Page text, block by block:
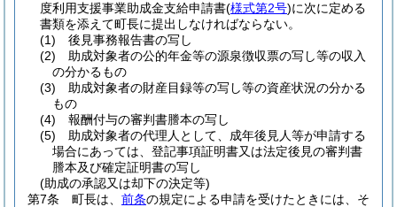
度利用支援事業助成金支給申請書(様式第2号)に次に定める
書類を添えて町長に提出しなければならない。
(1)
後見事務報告書の写し
(2)
助成対象者の公的年金等の源泉徴収票の写し等の収入
の分かるもの
(3)
助成対象者の財産目録等の写し等の資産状況の分かる
もの
(4)
報酬付与の審判書謄本の写し
(5)
助成対象者の代理人として、成年後見人等が申請する
場合にあっては、登記事項証明書又は法定後見の審判書
謄本及び確定証明書の写し
(助成の承認又は却下の決定等)
第7条
町長は、 前条の規定による申請を受けたときには、そ